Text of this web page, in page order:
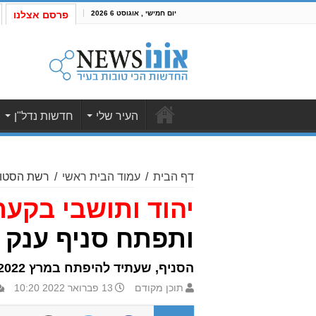
יום חמישי , אוגוסט 6 2026 פרסם אצלנו
העיר שלי חדשות נדל"ן
דף הבית / עמוד הבית ראשי / רשת
יהוד ותושבי
ותפתח סניף ענק
הסניף, שעתיד להיפתח במרץ 2022 ישתרע על שטח של 600 מ"ר וממוקם בקומה השנייה של הקניון
תוכן מקודם 13 פברואר 2022 10:20